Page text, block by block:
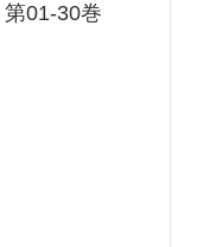
01-30巻